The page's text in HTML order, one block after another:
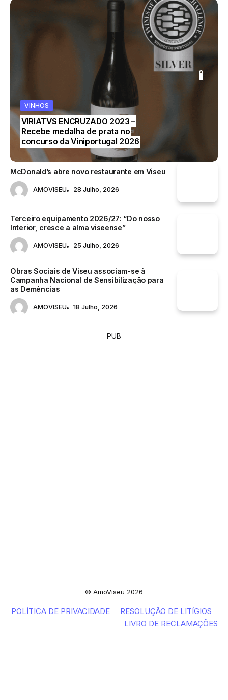
VINHOS
VIRIATVS ENCRUZADO 2023 –
Recebe medalha de prata no
concurso da Viniportugal 2026
Município convida cidadãos a
colaborarem na definição de linhas
orientadoras para a ação dos
Museus Municipais de Viseu
VINHOS
VINHOS
McDonald’s abre novo restaurante em Viseu
AMOVISEU 28 Julho, 2026
Terceiro equipamento 2026/27: “Do nosso
Interior, cresce a alma viseense”
AMOVISEU 25 Julho, 2026
Obras Sociais de Viseu associam-se à
Campanha Nacional de Sensibilização para
as Demências
AMOVISEU 18 Julho, 2026
PUB
© AmoViseu 2026
POLÍTICA DE PRIVACIDADE
RESOLUÇÃO DE LITÍGIOS
LIVRO DE RECLAMAÇÕES